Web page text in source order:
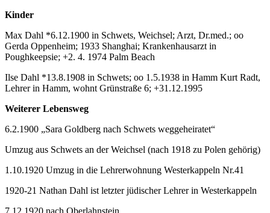
Kinder
Max Dahl *6.12.1900 in Schwets, Weichsel; Arzt, Dr.med.; oo
Gerda Oppenheim; 1933 Shanghai; Krankenhausarzt in
Poughkeepsie; +2. 4. 1974 Palm Beach
Ilse Dahl *13.8.1908 in Schwets; oo 1.5.1938 in Hamm Kurt Radt,
Lehrer in Hamm, wohnt Grünstraße 6; +31.12.1995
Weiterer Lebensweg
6.2.1900 „Sara Goldberg nach Schwets weggeheiratet“
Umzug aus Schwets an der Weichsel (nach 1918 zu Polen gehörig)
1.10.1920 Umzug in die Lehrerwohnung Westerkappeln Nr.41
1920-21 Nathan Dahl ist letzter jüdischer Lehrer in Westerkappeln
7.12.1920 nach Oberlahnstein